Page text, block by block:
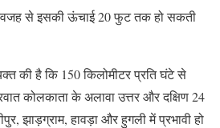
से इसकी ऊंचाई 20 फुट तक हो सकती
की है कि 150 किलोमीटर प्रति घंटे से
कोलकाता के अलावा उत्तर और दक्षिण 24
झाड़ग्राम, हावड़ा और हुगली में प्रभावी हो